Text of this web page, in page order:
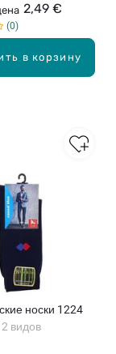
в корзину
2,49 €
0
носки 1224
видов